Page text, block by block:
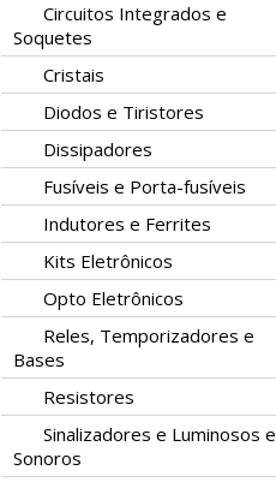
Circuitos Integrados e
Soquetes
Cristais
Diodos e Tiristores
Dissipadores
Fusíveis e Porta-fusíveis
Indutores e Ferrites
Kits Eletrônicos
Opto Eletrônicos
Reles, Temporizadores e
Bases
Resistores
Sinalizadores e Luminosos e
Sonoros